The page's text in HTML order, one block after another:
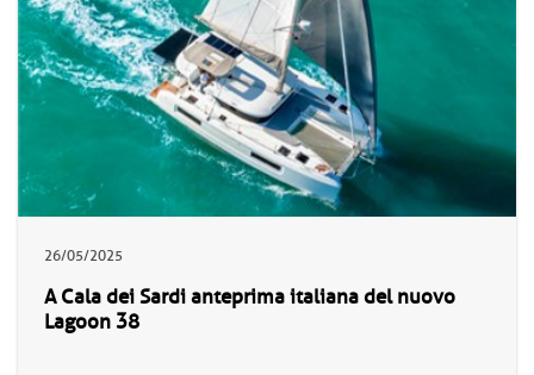
26/05/2025
A Cala dei Sardi anteprima italiana del nuovo
Lagoon 38